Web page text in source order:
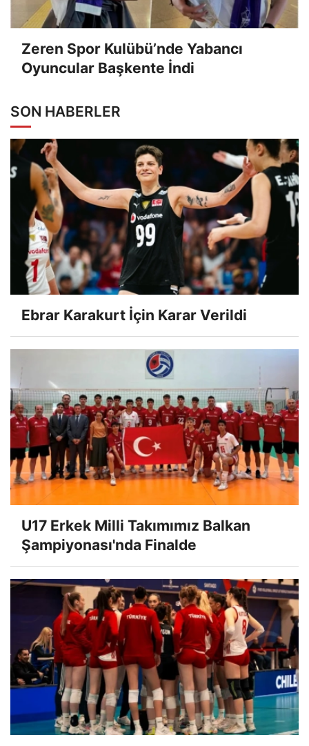
Zeren Spor Kulübü’nde Yabancı
Oyuncular Başkente İndi
SON HABERLER
Ebrar Karakurt İçin Karar Verildi
U17 Erkek Milli Takımımız Balkan
Şampiyonası'nda Finalde